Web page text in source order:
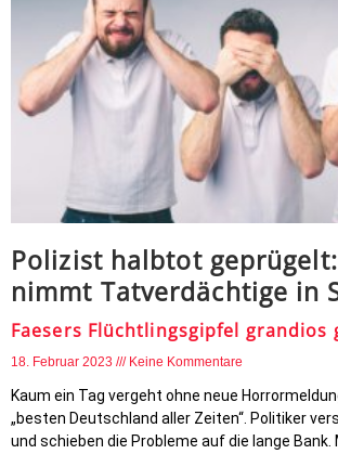
Polizist halbtot
nimmt Tatverdächtige in
Faesers Flüchtlingsgipfel grandios
18. Februar 2023 Keine Kommentare
Kaum ein Tag vergeht ohne neue
„besten Deutschland aller Zeiten“. Politiker
und schieben die Probleme auf die lange